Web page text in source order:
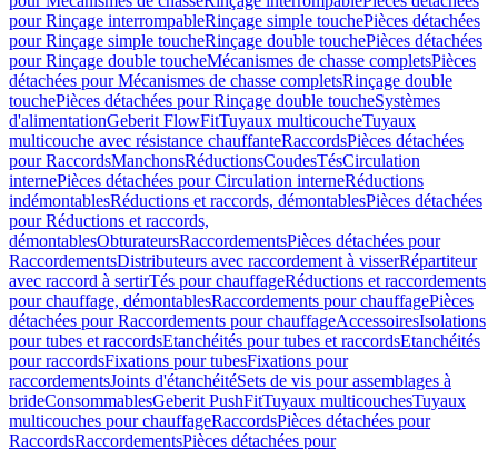
pour Rinçage interrompableRinçage simple touchePièces détachées
pour Rinçage simple toucheRinçage double touchePièces détachées
pour Rinçage double toucheMécanismes de chasse completsPièces
détachées pour Mécanismes de chasse completsRinçage double
touchePièces détachées pour Rinçage double toucheSystèmes
d'alimentationGeberit FlowFitTuyaux multicoucheTuyaux
multicouche avec résistance chauffanteRaccordsPièces détachées
pour RaccordsManchonsRéductionsCoudesTésCirculation
internePièces détachées pour Circulation interneRéductions
indémontablesRéductions et raccords, démontablesPièces détachées
pour Réductions et raccords,
démontablesObturateursRaccordementsPièces détachées pour
RaccordementsDistributeurs avec raccordement à visserRépartiteur
avec raccord à sertirTés pour chauffageRéductions et raccordements
pour chauffage, démontablesRaccordements pour chauffagePièces
détachées pour Raccordements pour chauffageAccessoiresIsolations
pour tubes et raccordsEtanchéités pour tubes et raccordsEtanchéités
pour raccordsFixations pour tubesFixations pour
raccordementsJoints d'étanchéitéSets de vis pour assemblages à
brideConsommablesGeberit PushFitTuyaux multicouchesTuyaux
multicouches pour chauffageRaccordsPièces détachées pour
RaccordsRaccordementsPièces détachées pour